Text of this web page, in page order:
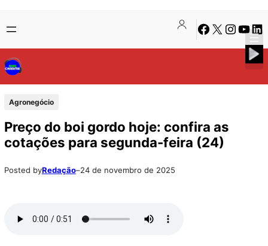
para
o
conteúdo
to
content
Facebook
X Instagram
Agronegócio
Preço do boi gordo hoje: confira as
cotações para segunda-feira (24)
Posted byRedação–24 de novembro de 2025